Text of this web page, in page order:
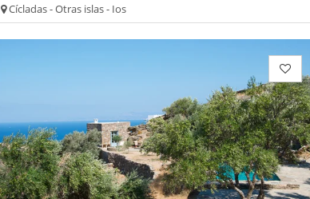
Cícladas - Otras islas - Ios